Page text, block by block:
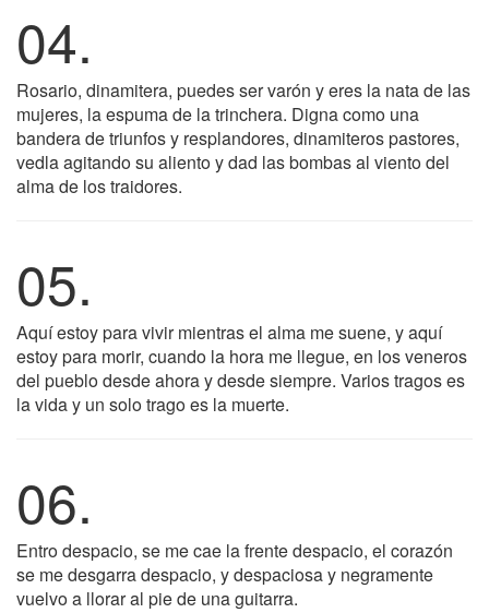
04.
Rosario, dinamitera, puedes ser varón y eres la nata de las
mujeres, la espuma de la trinchera. Digna como una
bandera de triunfos y resplandores, dinamiteros pastores,
vedla agitando su aliento y dad las bombas al viento del
alma de los traidores.
05.
Aquí estoy para vivir mientras el alma me suene, y aquí
estoy para morir, cuando la hora me llegue, en los veneros
del pueblo desde ahora y desde siempre. Varios tragos es
la vida y un solo trago es la muerte.
06.
Entro despacio, se me cae la frente despacio, el corazón
se me desgarra despacio, y despaciosa y negramente
vuelvo a llorar al pie de una guitarra.